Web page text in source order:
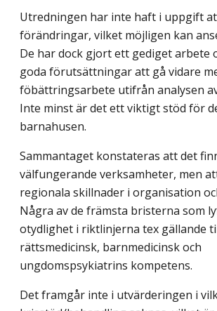
Utredningen har inte haft i uppgift
förändringar, vilket möjligen kan
De har dock gjort ett gediget arbete
goda förutsättningar att gå vidare
föbättringsarbete utifrån analysen
Inte minst är det ett viktigt stöd för
barnahusen.
Sammantaget konstateras att det
välfungerande verksamheter, men
regionala skillnader i organisation
Några av de främsta bris­terna som
otydlighet i riktlinjerna tex gällande
rättsmedicinsk, barnmedicinsk och
ungdomspsykiatrins kompetens.
Det framgår inte i utvärderingen i